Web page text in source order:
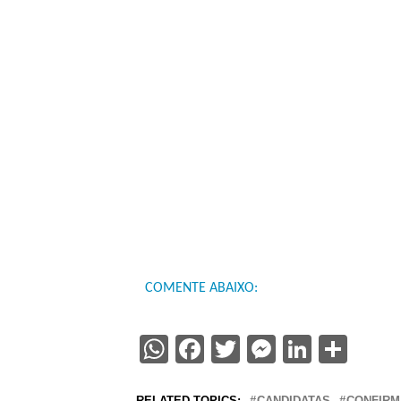
COMENTE ABAIXO:
WhatsApp
Facebook
Twitter
Messenger
LinkedIn